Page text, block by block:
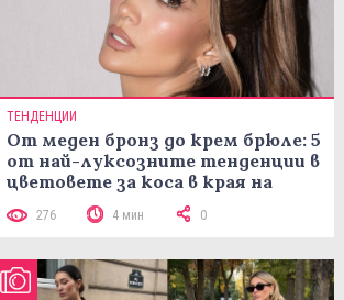
ТЕНДЕНЦИИ
От меден бронз до крем брюле: 5
от най-луксозните тенденции в
цветовете за коса в края на
276 4 мин 0